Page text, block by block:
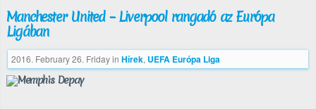
Manchester United – Liverpool rangadó az Európa
Ligában
2016. February 26. Fridayin Hírek, UEFA Európa Liga